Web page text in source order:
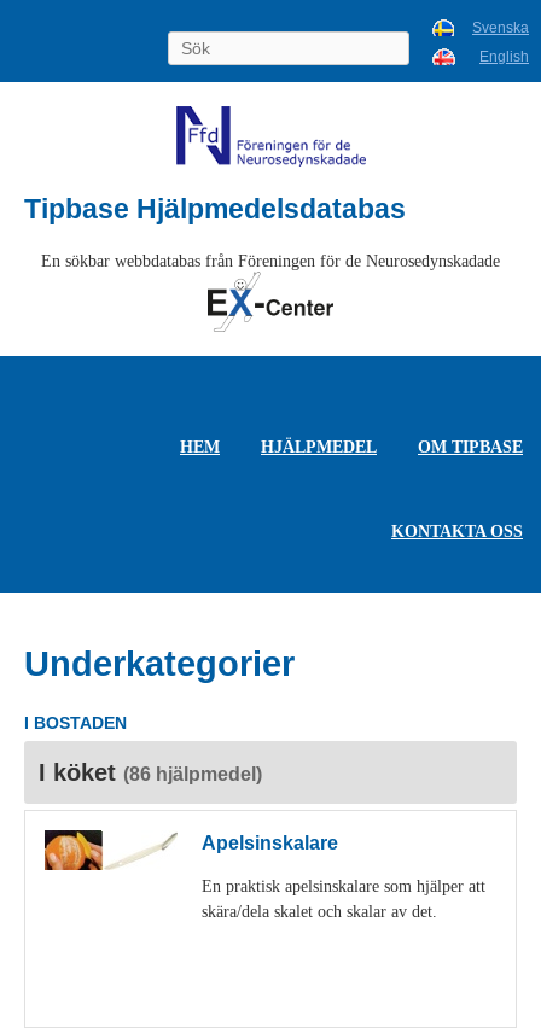
Svenska
English
Tipbase Hjälpmedelsdatabas
En sökbar webbdatabas från Föreningen för de Neurosedynskadade
HEM HJÄLPMEDEL OM TIPBASE
KONTAKTA OSS
Underkategorier
I BOSTADEN
I köket (86 hjälpmedel)
Apelsinskalare
En praktisk apelsinskalare som hjälper att
skära/dela skalet och skalar av det.